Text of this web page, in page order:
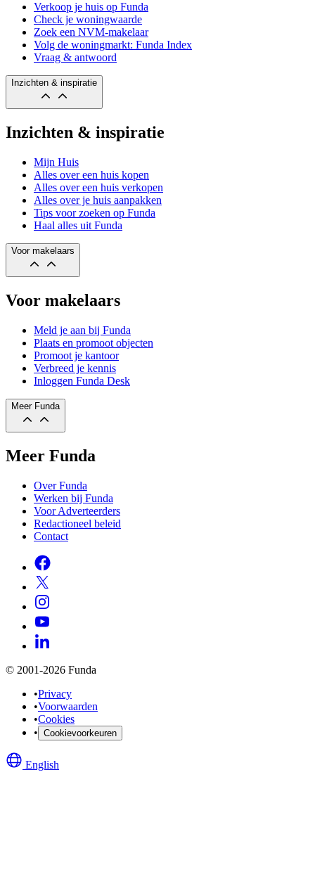
Verkoop je huis op Funda
Check je woningwaarde
Zoek een NVM-makelaar
Volg de woningmarkt: Funda Index
Vraag & antwoord
Inzichten & inspiratie
Inzichten & inspiratie
Mijn Huis
Alles over een huis kopen
Alles over een huis verkopen
Alles over je huis aanpakken
Tips voor zoeken op Funda
Haal alles uit Funda
Voor makelaars
Voor makelaars
Meld je aan bij Funda
Plaats en promoot objecten
Promoot je kantoor
Verbreed je kennis
Inloggen Funda Desk
Meer Funda
Meer Funda
Over Funda
Werken bij Funda
Voor Adverteerders
Redactioneel beleid
Contact
© 2001-2026 Funda
•Privacy
•Voorwaarden
•Cookies
• Cookievoorkeuren
English